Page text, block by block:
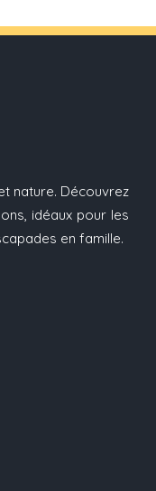
nature. Découvrez
idéaux pour les
en famille.